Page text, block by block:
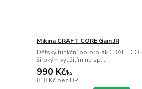
Mikina CRAFT CORE Gain JR
Dětský funkční polorolák CRAFT
širokým využitím na sp...
990 Kč/ks
818 Kč bez DPH